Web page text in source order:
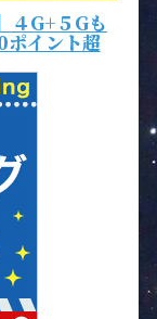
G+５Gも
イント超